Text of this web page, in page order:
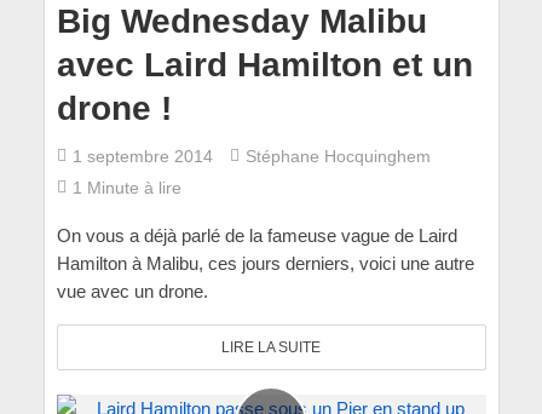
Big Wednesday Malibu
avec Laird Hamilton et un
drone !
1 septembre 2014
Stéphane Hocquinghem
1 Minute à lire
On vous a déjà parlé de la fameuse vague de Laird
Hamilton à Malibu, ces jours derniers, voici une autre
vue avec un drone.
LIRE LA SUITE